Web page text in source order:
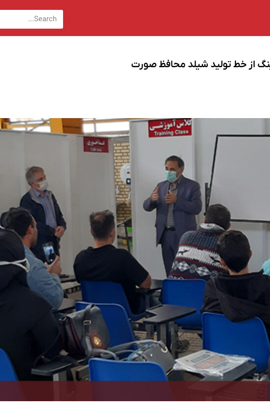
از خط تولید شیلد محافظ صورت